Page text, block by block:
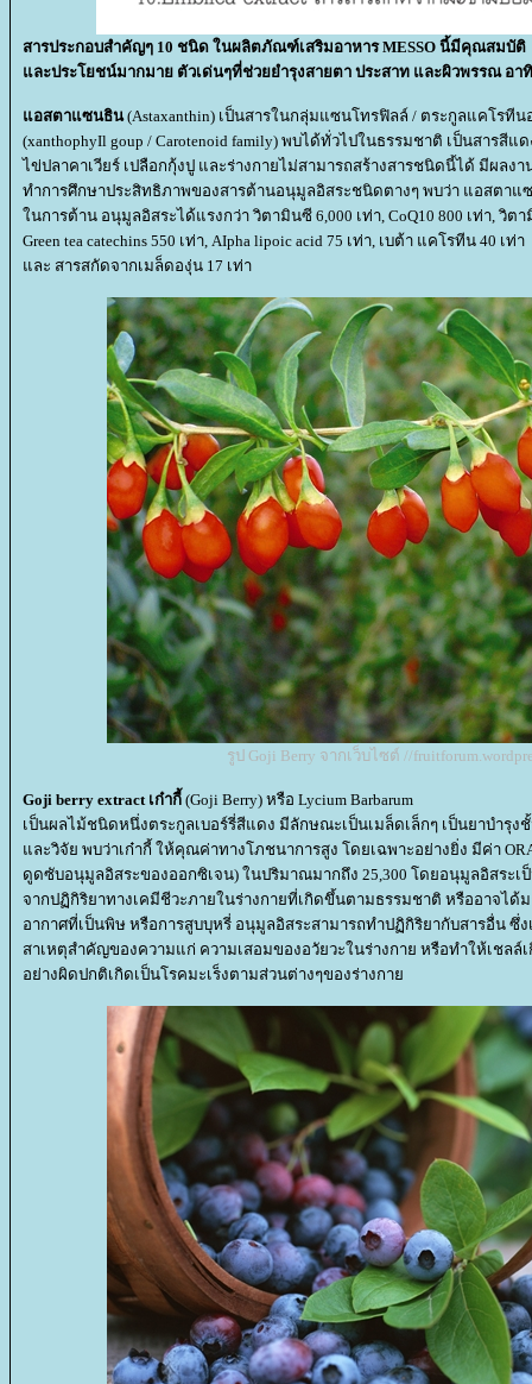
สารประกอบสำคัญๆ 10 ชนิด ในผลิตภัณฑ์เสริมอาหาร MESSO นี้มีคุณสมบัติ
ละประโยชน์มากมาย ตัวเด่นๆที่ช่วยยำรุงสายตา ประสาท และผิวพรรณ อา
อสตาแซนธิน(Astaxanthin) เป็นสารในกลุ่มแซนโทรฟิลล์ / ตระกูลแคโรทีน
(xanthophyIl goup / Carotenoid family) พบได้ทั่วไปในธรรมชาติ เป็นสารสี
ไข่ปลาคาเวียร์ เปลือกกุ้งปู และร่างกายไม่สามารถสร้างสารชนิดนี้ได้ มีผลง
ทำการศึกษาประสิทธิภาพของสารต้านอนุมูลอิสระชนิดตางๆ พบว่า แอสตาแ
นการต้าน อนุมูลอิสระได้แรงกว่า วิตามินซี 6,000 เท่า, CoQ10 800 เท่า, วิตา
Green tea catechins 550 เท่า, AIpha lipoic acid 75 เท่า, เบต้า แคโรทีน 40 เท่า
ละ สารสกัดจากเมล็ดองุ่น 17 เท่า
รูป Goji Berry จากเว็บไซต์ //
Goji berry extract เก๋ากี้ (Goji Berry) หรือ Lycium Barbarum
เป็นผลไม้ชนิดหนึ่งตระกูลเบอร์รี่สีแดง มีลักษณะเป็นเมล็ดเล็กๆ เป็นยาบำรุง
ละวิจัย พบว่าเก๋ากี้ ให้คุณค่าทางโภชนาการสูง โดยเฉพาะอย่างยิ่ง มีค่า
ดูดซับอนุมูลอิสระของออกซิเจน) ในปริมาณมากถึง 25,300 โดยอนุมูลอิสระเ
จากปฏิกิริยาทางเคมีชีวะภายในร่างกายที่เกิดขึ้นตามธรรมชาติ หรืออาจได้
อากาศที่เป็นพิษ หรือการสูบบุหรี่ อนุมูลอิสระสามารถทำปฏิกิริยากับสารอื่น ซึ่ง
สาเหตุสำคัญของความแก่ ความเสอมของอวัยวะในร่างกาย หรือทำให้เชลล์
อย่างผิดปกติเกิดเป็นโรคมะเร็งตามส่วนต่างๆของร่างกา